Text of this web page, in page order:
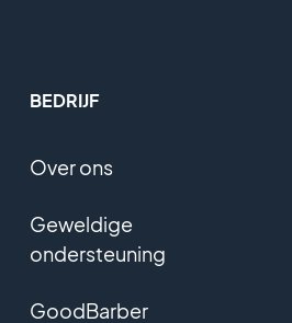
BEDRIJF
Over ons
Geweldige
ondersteuning
GoodBarber